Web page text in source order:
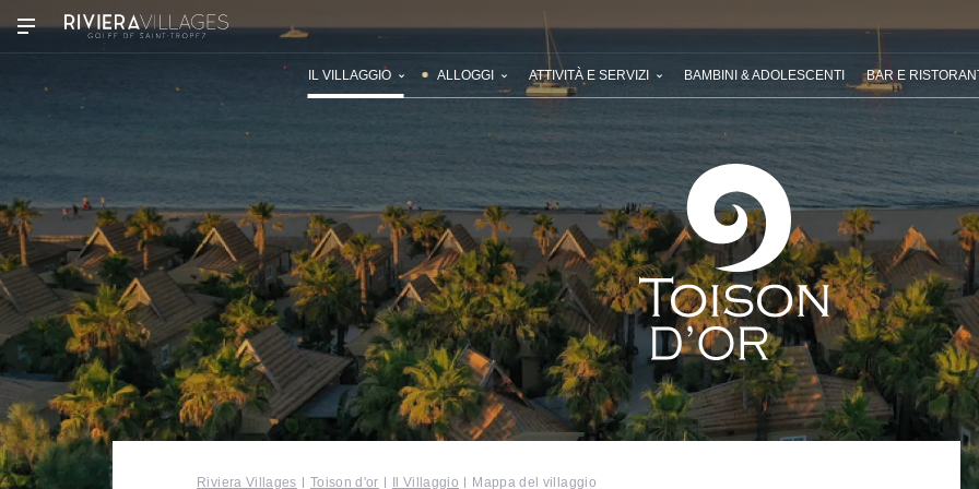
I NOSTRI VILLAGGI SCOPRIRE RIVIERA VILLAGES LE VOSTRE PROSSIME VACANZE LE
IL VILLAGGIO ALLOGGI ATTIVITÀ E SERVIZI BAMBINI & ADOLESCENTI BAR E
Riviera Villages Toison d'or Il Villaggio Mappa del villaggio